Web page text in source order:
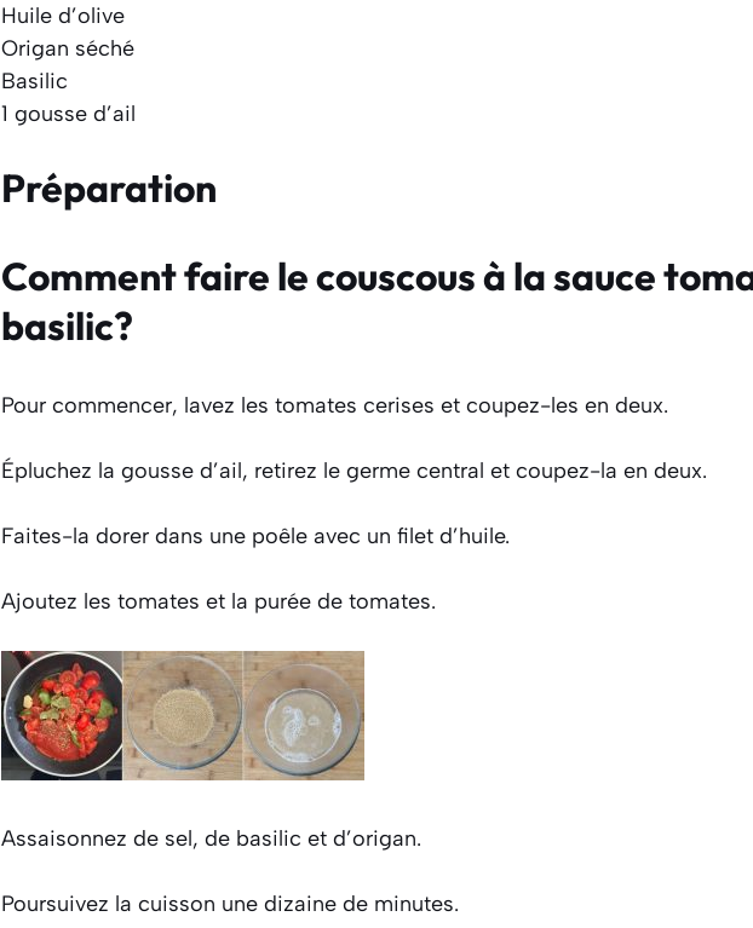
Huile d’olive
Origan séché
Basilic
1 gousse d’ail
Préparation
Comment faire le couscous à la sauce
basilic?
Pour commencer, lavez les tomates cerises et coupez-les en deux.
Épluchez la gousse d’ail, retirez le germe central et coupez-la en deux.
Faites-la dorer dans une poêle avec un filet d’huile.
Ajoutez les tomates et la purée de tomates.
Assaisonnez de sel, de basilic et d’origan.
Poursuivez la cuisson une dizaine de minutes.